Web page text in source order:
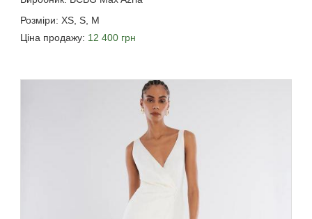
Розміри: XS, S, M
Ціна продажу: 12 400 грн